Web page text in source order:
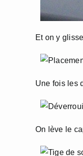
Et on y
Une fois les
On lève le